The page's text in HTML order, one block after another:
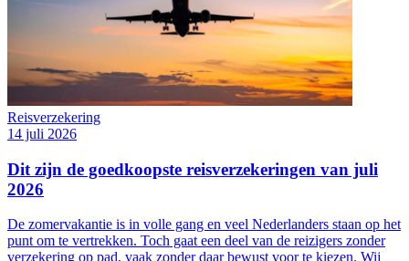
Reisverzekering
14 juli 2026
Dit zijn de goedkoopste reisverzekeringen van juli
2026
De zomervakantie is in volle gang en veel Nederlanders staan op het
punt om te vertrekken. Toch gaat een deel van de reizigers zonder
verzekering op pad, vaak zonder daar bewust voor te kiezen. Wij